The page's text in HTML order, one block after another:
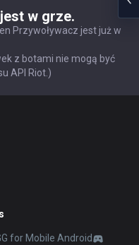
w grze.
Przywoływacz jest już w
z botami nie mogą być
API Riot.)
for Mobile Android